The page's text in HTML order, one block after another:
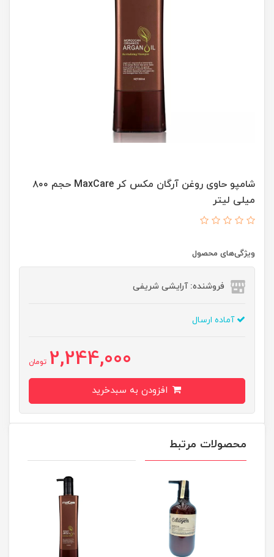
شامپو حاوی روغن آرگان مکس کر MaxCare حجم ۸۰۰
میلی لیتر
ویژگی‌های محصول
فروشنده: آرایشی شریفی
آماده ارسال
2,244,000 تومان
محصولات مرتبط